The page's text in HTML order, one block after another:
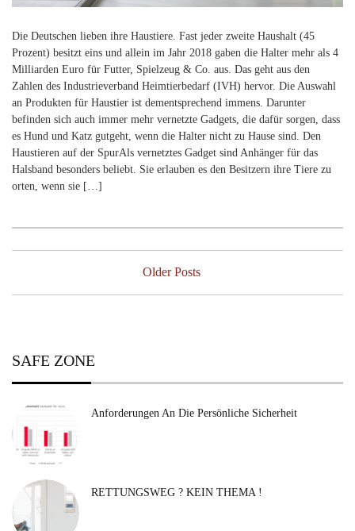
Die Deutschen lieben ihre Haustiere. Fast jeder zweite Haushalt (45
Prozent) besitzt eins und allein im Jahr 2018 gaben die Halter mehr als 4
Milliarden Euro für Futter, Spielzeug & Co. aus. Das geht aus den
Zahlen des Industrieverband Heimtierbedarf (IVH) hervor. Die Auswahl
an Produkten für Haustier ist dementsprechend immens. Darunter
befinden sich auch immer mehr vernetzte Gadgets, die dafür sorgen, dass
es Hund und Katz gutgeht, wenn die Halter nicht zu Hause sind. Den
Haustieren auf der SpurAls vernetztes Gadget sind Anhänger für das
Halsband besonders beliebt. Sie erlauben es den Besitzern ihre Tiere zu
orten, wenn sie […]
Older Posts
SAFE ZONE
Anforderungen An Die Persönliche Sicherheit
RETTUNGSWEG ? KEIN THEMA !